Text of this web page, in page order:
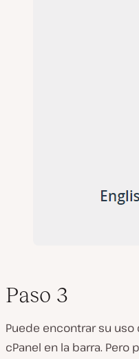
Paso 3
Puede encontrar su
cPanel en la barra. Pero